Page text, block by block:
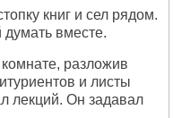
книг и сел рядом.
вместе.
разложив
и листы
лекций. Он задавал